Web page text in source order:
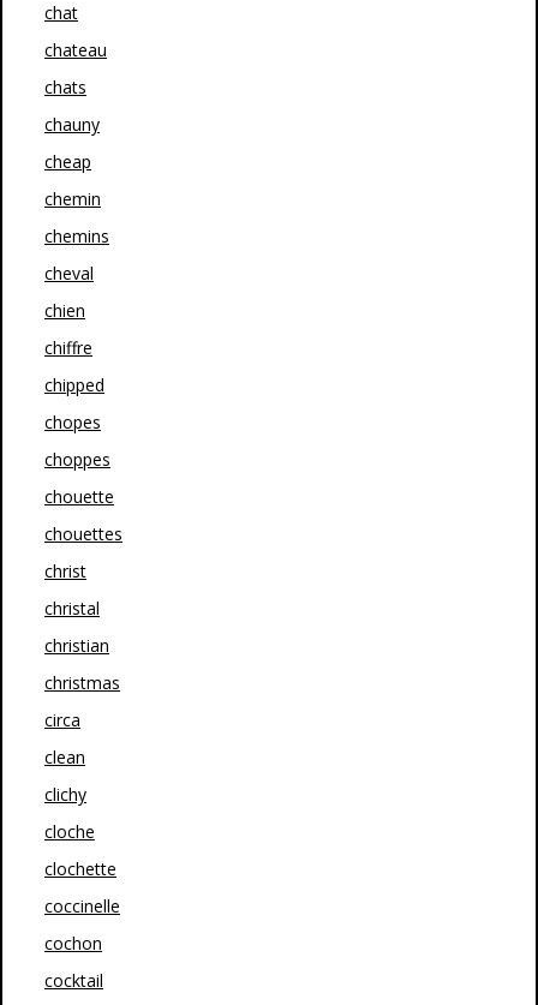
chat
chateau
chats
chauny
cheap
chemin
chemins
cheval
chien
chiffre
chipped
chopes
choppes
chouette
chouettes
christ
christal
christian
christmas
circa
clean
clichy
cloche
clochette
coccinelle
cochon
cocktail